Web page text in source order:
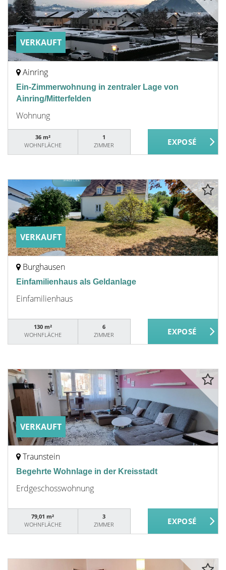
VERKAUFT
Ainring
Ein-Zimmerwohnung in zentraler Lage von
Ainring/Mitterfelden
Wohnung
36 m²
WOHNFLÄCHE
1
ZIMMER
VERKAUFT
Burghausen
Einfamilienhaus als Geldanlage
Einfamilienhaus
130 m²
WOHNFLÄCHE
6
ZIMMER
VERKAUFT
Traunstein
Begehrte Wohnlage in der Kreisstadt
Erdgeschosswohnung
79,01 m²
WOHNFLÄCHE
3
ZIMMER